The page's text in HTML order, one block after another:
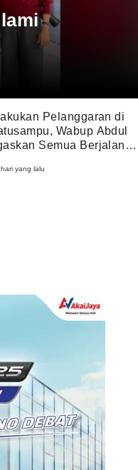
Pelanggaran di
Wabup Abdul
Semua Berjalan
hari yang lalu